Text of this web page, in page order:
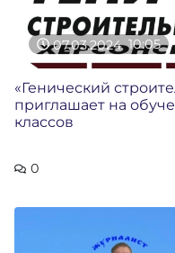
07.03.2024 10:05
«Генический
приглашает на
классов
0